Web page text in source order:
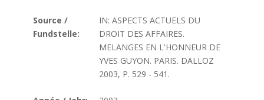
Source /
Fundstelle:
IN: ASPECTS ACTUELS DU
DROIT DES AFFAIRES.
MELANGES EN L'HONNEUR DE
YVES GUYON. PARIS. DALLOZ
2003, P. 529 - 541.